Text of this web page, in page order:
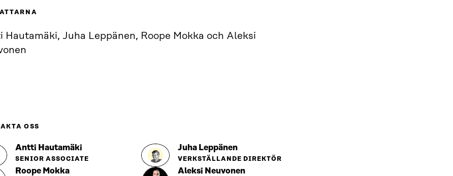
Hautamäki, Juha Leppänen, Roope Mokka och Aleksi
OSS
Antti Hautamäki
SENIOR ASSOCIATE
Juha Leppänen
VERKSTÄLLANDE DIREKTÖR
Roope Mokka Aleksi Neuvonen